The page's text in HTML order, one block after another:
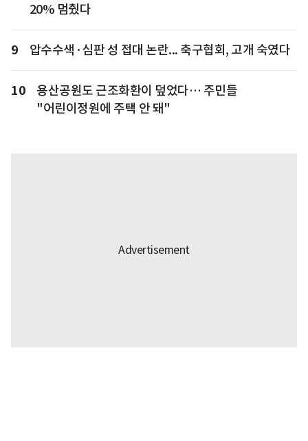
20% 멈췄다
9 압수수색·심판 성 접대 논란... 축구협회, 고개 숙였다
10
용산공원도 근조화환이 덮었다… 주민들
"어린이정원에 주택 안 돼"